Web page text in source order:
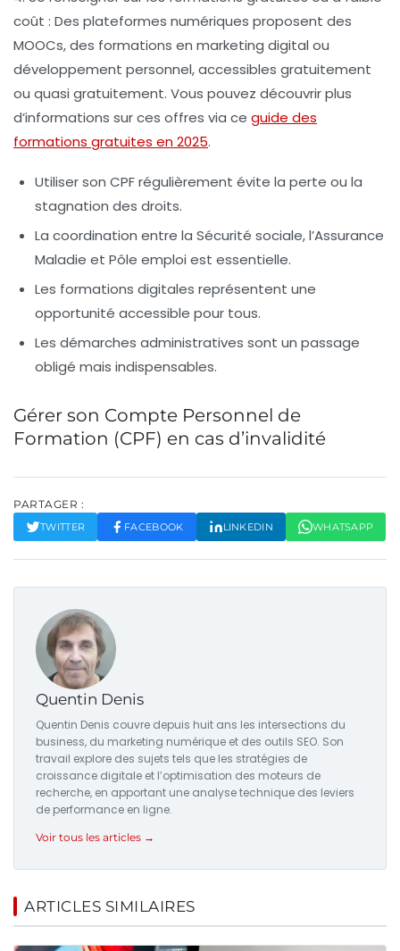
coût : Des plateformes numériques proposent des
MOOCs, des formations en marketing digital ou
développement personnel, accessibles gratuitement
ou quasi gratuitement. Vous pouvez découvrir plus
d’informations sur ces offres via ce guide des
formations gratuites en 2025.
Utiliser son CPF régulièrement évite la perte ou la
stagnation des droits.
La coordination entre la Sécurité sociale, l’Assurance
Maladie et Pôle emploi est essentielle.
Les formations digitales représentent une
opportunité accessible pour tous.
Les démarches administratives sont un passage
obligé mais indispensables.
Gérer son Compte Personnel de
Formation (CPF) en cas d’invalidité
PARTAGER :
TWITTER FACEBOOK LINKEDIN WHATSAPP
Quentin Denis
Quentin Denis couvre depuis huit ans les intersections du
business, du marketing numérique et des outils SEO. Son
travail explore des sujets tels que les stratégies de
croissance digitale et l’optimisation des moteurs de
recherche, en apportant une analyse technique des leviers
de performance en ligne.
Voir tous les articles →
ARTICLES SIMILAIRES